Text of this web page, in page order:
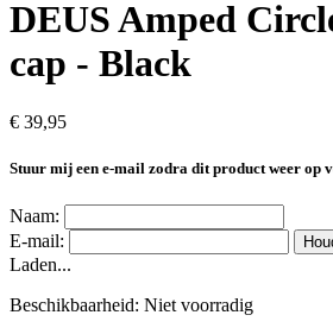
DEUS Amped
cap - Black
€ 39,95
Stuur mij een e-mail zodra dit product weer op
Naam:
E-mail:
Laden...
Beschikbaarheid: Niet voorradig